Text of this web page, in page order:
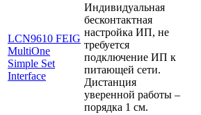
LCN9610 FEIG
MultiOne
Simple Set
Interface
Индивидуальная
бесконтактная
настройка ИП, не
требуется
подключение ИП к
питающей сети.
Дистанция
уверенной работы –
порядка 1 см.